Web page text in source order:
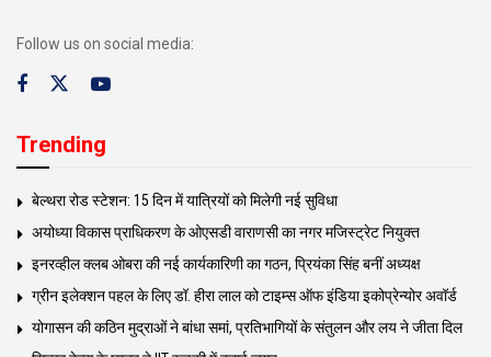
Follow us on social media:
Trending
बेल्थरा रोड स्टेशन: 15 दिन में यात्रियों को मिलेगी नई सुविधा
अयोध्या विकास प्राधिकरण के ओएसडी वाराणसी का नगर मजिस्ट्रेट नियुक्त
इनरव्हील क्लब ओबरा की नई कार्यकारिणी का गठन, प्रियंका सिंह बनीं अध्यक्ष
ग्रीन इलेक्शन पहल के लिए डॉ. हीरा लाल को टाइम्स ऑफ इंडिया इकोप्रेन्योर अवॉर्ड
योगासन की कठिन मुद्राओं ने बांधा समां, प्रतिभागियों के संतुलन और लय ने जीता दिल